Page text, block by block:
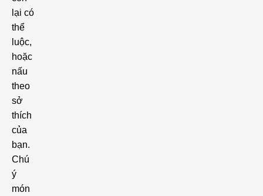
lại có
thể
luộc,
hoặc
nấu
theo
sở
thích
của
bạn.
Chú
ý
món